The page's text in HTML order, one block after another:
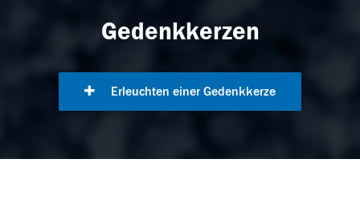
Gedenkkerzen
Erleuchten einer Gedenkkerze